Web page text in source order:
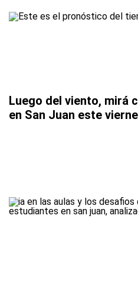
Luego del viento, mirá
en San Juan este